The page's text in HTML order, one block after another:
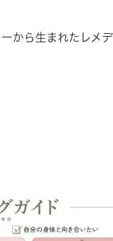
から生まれたレメ